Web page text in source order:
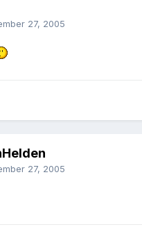
27, 2005
27, 2005